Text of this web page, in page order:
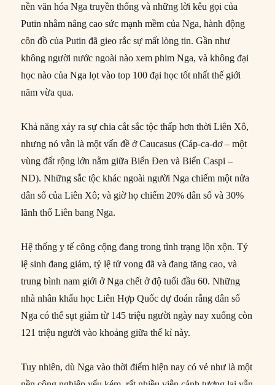
nền văn hóa Nga truyền thống và những lời kêu gọi của
Putin nhằm nâng cao sức mạnh mềm của Nga, hành động
côn đồ của Putin đã gieo rắc sự mất lòng tin. Gần như
không người nước ngoài nào xem phim Nga, và không đại
học nào của Nga lọt vào top 100 đại học tốt nhất thế giới
năm vừa qua.
Khả năng xảy ra sự chia cắt sắc tộc thấp hơn thời Liên Xô,
nhưng nó vẫn là một vấn đề ở Caucasus (Cáp-ca-dơ – một
vùng đất rộng lớn nằm giữa Biển Đen và Biển Caspi –
ND). Những sắc tộc khác ngoài người Nga chiếm một nửa
dân số của Liên Xô; và giờ họ chiếm 20% dân số và 30%
lãnh thổ Liên bang Nga.
Hệ thống y tế công cộng đang trong tình trạng lộn xộn. Tỷ
lệ sinh đang giảm, tỷ lệ tử vong đã và đang tăng cao, và
trung bình nam giới ở Nga chết ở độ tuổi đầu 60. Những
nhà nhân khẩu học Liên Hợp Quốc dự đoán rằng dân số
Nga có thể sụt giảm từ 145 triệu người ngày nay xuống còn
121 triệu người vào khoảng giữa thế kỉ này.
Tuy nhiên, dù Nga vào thời điểm hiện nay có vẻ như là một